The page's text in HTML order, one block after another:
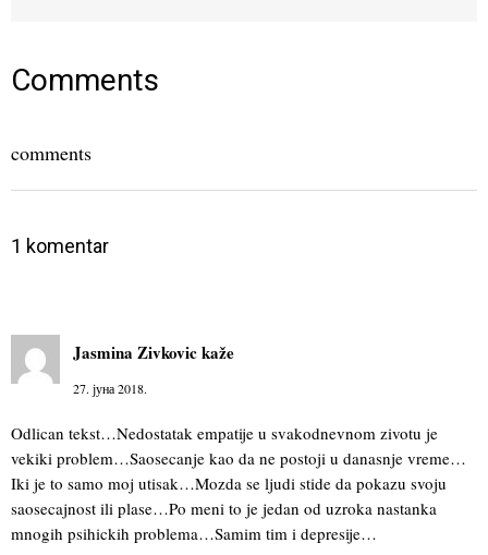
Comments
comments
1 komentar
Jasmina Zivkovickaže
27. јуна 2018.
Odlican tekst…Nedostatak empatije u svakodnevnom zivotu je
vekiki problem…Saosecanje kao da ne postoji u danasnje vreme…
Iki je to samo moj utisak…Mozda se ljudi stide da pokazu svoju
saosecajnost ili plase…Po meni to je jedan od uzroka nastanka
mnogih psihickih problema…Samim tim i depresije…